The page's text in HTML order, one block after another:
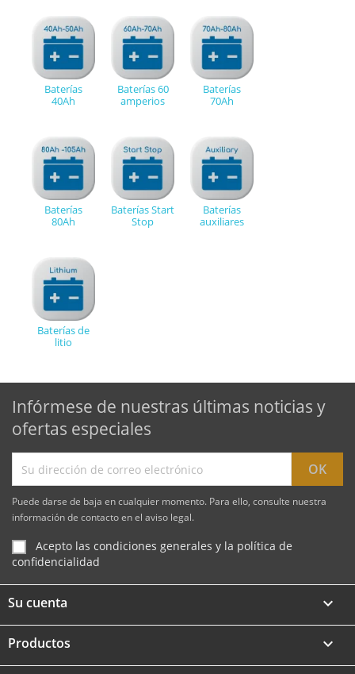
Baterías
40Ah
Baterías 60
amperios
Baterías
70Ah
Baterías
80Ah
Baterías Start
Stop
Baterías
auxiliares
Baterías de
litio
Infórmese de nuestras últimas noticias y
ofertas especiales
Puede darse de baja en cualquier momento. Para ello, consulte nuestra
información de contacto en el aviso legal.
Acepto las condiciones generales y la política de
confidencialidad
Su cuenta 
Productos 